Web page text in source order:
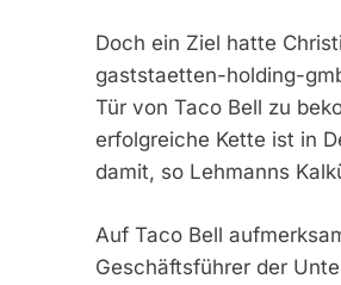
Doch ein Ziel hatte
gaststaetten-holding-
Tür von Taco Bell zu
erfolgreiche Kette ist in
damit, so Lehmanns
Auf Taco Bell
Geschäftsführer der